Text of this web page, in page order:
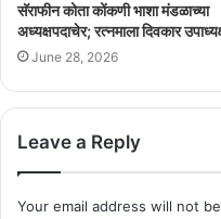
सॅराफीन कोता कोंकणी भाशा मंडळाच्या
अध्यक्षपदाचेर; रत्नमाला दिवकार
June 28, 2026
Leave a Reply
Your email address will not